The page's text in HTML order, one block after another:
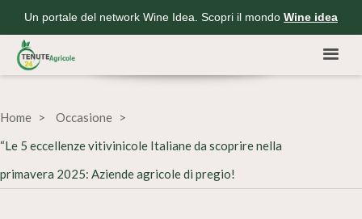
Un portale del network Wine Idea. Scopri il mondo Wine idea
Home
Occasione
“Le 5 eccellenze vitivinicole Italiane da scoprire nella
primavera 2025: Aziende agricole di pregio!